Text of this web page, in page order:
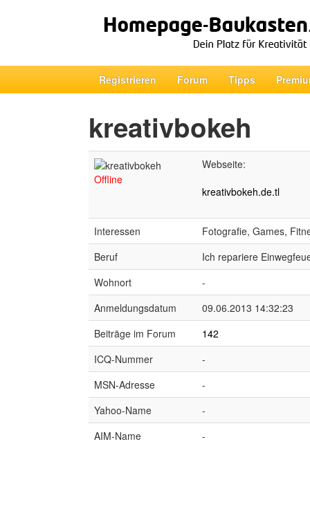
Registrieren Forum Tipps
kreativbokeh
Offline
Webseite:
kreativbokeh.de.tl
Interessen
Fotografie, Games,
Beruf
Ich repariere
Wohnort
-
Anmeldungsdatum
09.06.2013 14:32:23
Beiträge im Forum
142
ICQ-Nummer
-
MSN-Adresse
-
Yahoo-Name
-
AIM-Name
-